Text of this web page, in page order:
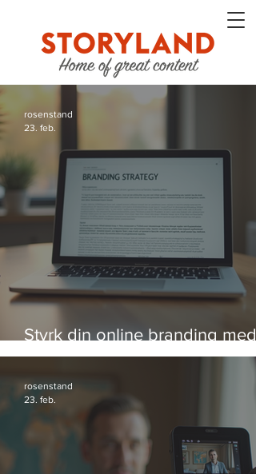
Styrk din online branding med
strategier, der virker
rosenstand
23. feb.
rosenstand
23. feb.